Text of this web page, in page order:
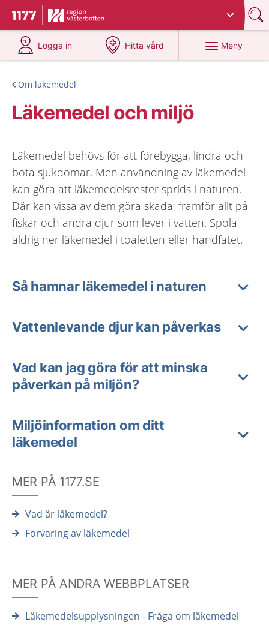
Till startsidan för 1177
Du har valt region
Logga in
på 1177.se
Hitta vård
på 1177.se
Meny
Om läkemedel
Läkemedel och miljö
Läkemedel behövs för att förebygga, lindra och
bota sjukdomar. Men användning av läkemedel
kan göra att läkemedelsrester sprids i naturen.
Där kan vissa av dem göra skada, framför allt på
fiskar och andra djur som lever i vatten. Spola
aldrig ner läkemedel i toaletten eller handfatet.
Så hamnar läkemedel i naturen
Vattenlevande djur kan påverkas
Vad kan jag göra för att minska
påverkan på miljön?
Miljöinformation om ditt
läkemedel
MER PÅ 1177.SE
Vad är läkemedel?
Förvaring av läkemedel
MER PÅ ANDRA WEBBPLATSER
Läkemedelsupplysningen - Fråga om läkemedel